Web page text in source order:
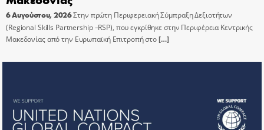
6 Αυγούστου, 2026Στην πρώτη Περιφερειακή Σύμπραξη Δεξιοτήτων
(Regional Skills Partnership –RSP), που εγκρίθηκε στην Περιφέρεια Κεντρικής
Μακεδονίας από την Ευρωπαϊκή Επιτροπή στο[…]